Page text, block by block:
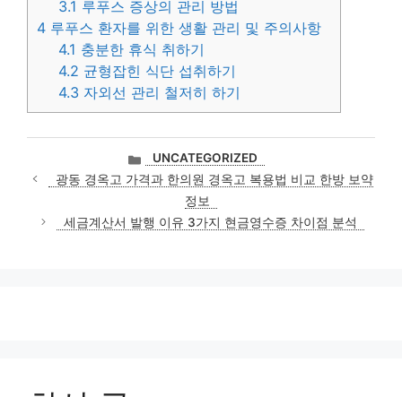
3.1 루푸스 증상의 관리 방법
4 루푸스 환자를 위한 생활 관리 및 주의사항
4.1 충분한 휴식 취하기
4.2 균형잡힌 식단 섭취하기
4.3 자외선 관리 철저히 하기
카
테
고
UNCATEGORIZED
광동 경옥고 가격과 한의원 경옥고 복용법 비교 한방 보약
정보
세금계산서 발행 이유 3가지 현금영수증 차이점 분석